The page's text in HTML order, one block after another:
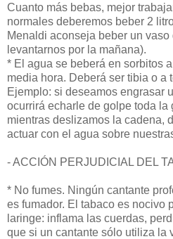
Cuanto más bebas, mejor
normales deberemos beber 2
Menaldi aconseja beber un
levantarnos por la mañana).
* El agua se beberá en sorbitos
media hora. Deberá ser tibia o a
Ejemplo: si deseamos engrasar
ocurrirá echarle de golpe toda la
mientras deslizamos la cadena,
actuar con el agua sobre
- ACCIÓN PERJUDICIAL DEL
* No fumes. Ningún cantante
es fumador. El tabaco es nocivo
laringe: inflama las cuerdas,
que si un cantante sólo utiliza la